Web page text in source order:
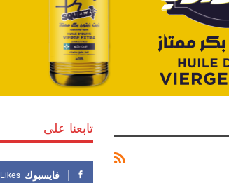
تابعنا على
فايسبوك Likes